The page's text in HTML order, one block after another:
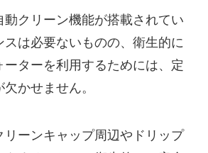
動クリーン機能が搭載されてい
スは必要ないものの、衛生的に
ーターを利用するためには、定
かせません。
リーンキャップ周辺やドリップ